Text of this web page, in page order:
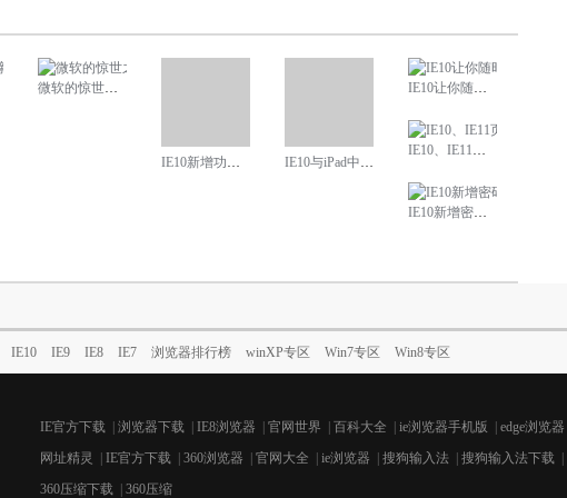
微软的惊世之作还是浮夸之美？——IE10之初体验
IE10新增功能知多少 IE10与iPad中Safari触控操作速度对比
IE10让你随时随地进行搜索
IE10、IE11页面中文乱码解决方案
IE10新增密码管理，放心把秘密告诉它
IE10 IE9 IE8 IE7 浏览器排行榜 winXP专区 Win7专区 Win8专区
IE官方下载 浏览器下载 IE8浏览器 官网世界 百科大全 ie浏览器手机版 edge浏览器
网址精灵
IE官方下载 360浏览器 官网大全 ie浏览器 搜狗输入法 搜狗输入法下载
360压缩下载
360压缩